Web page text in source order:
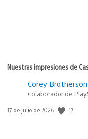
Nuestras impresiones de
Corey Brotherson
Colaborador de
Fecha
17 de julio de 2026 17